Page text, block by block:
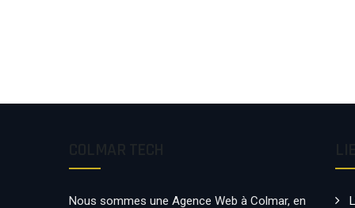
Nous sommes une Agence Web à Colmar, en